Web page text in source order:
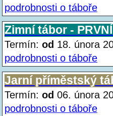
podrobnosti o táboře
Zimní tábor -
Termín: od 18. února
podrobnosti o táboře
Jarní příměstský
Termín: od 06. února
podrobnosti o táboře